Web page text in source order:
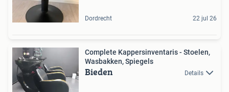
Dordrecht 22 jul 26
Complete Kappersinventaris - Stoelen,
Wasbakken, Spiegels
Bieden Details